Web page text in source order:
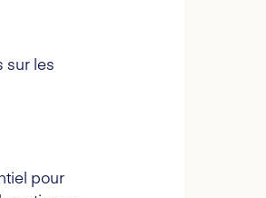
sur les
pour